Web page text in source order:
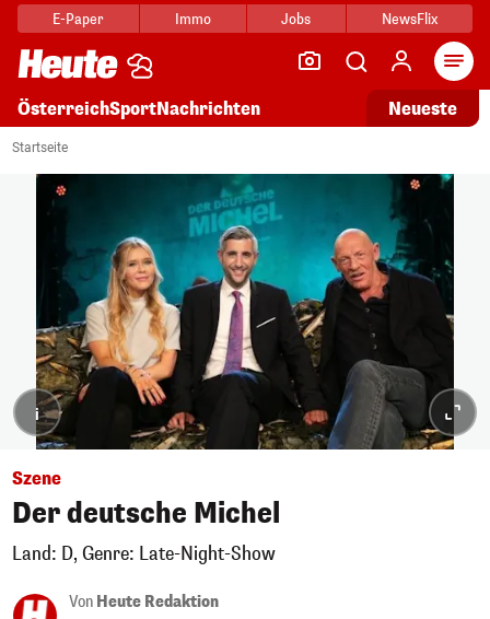
E-Paper Immo Jobs NewsFlix
ÖsterreichSportNachrichten Neueste
Startseite
i
Szene
Der deutsche Michel
Land: D, Genre: Late-Night-Show
Von Heute Redaktion